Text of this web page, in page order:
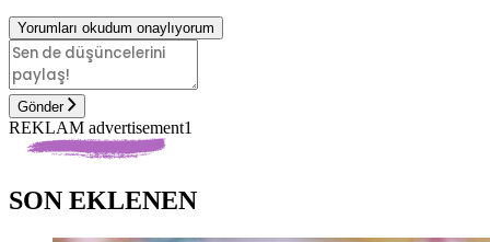
Yorumları okudum onaylıyorum
Gönder
REKLAM advertisement1
SON EKLENEN